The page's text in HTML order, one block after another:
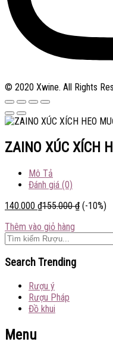
© 2020 Xwine. All Rights
ZAINO XÚC XÍCH
Mô Tả
Đánh giá (0)
140.000 ₫155.000₫ (-10%)
Thêm vào giỏ hàng
Search Trending
Rượu ý
Rượu Pháp
Đồ khui
Menu